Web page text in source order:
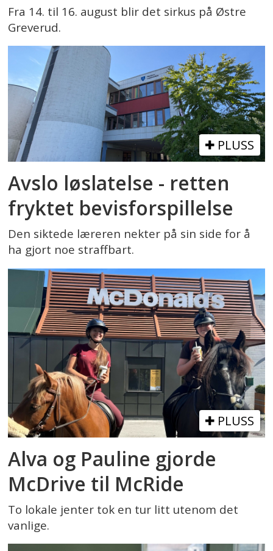
Fra 14. til 16. august blir det sirkus på Østre
Greverud.
PLUSS
Avslo løslatelse - retten
fryktet bevisforspillelse
Den siktede læreren nekter på sin side for å
ha gjort noe straffbart.
PLUSS
Alva og Pauline gjorde
McDrive til McRide
To lokale jenter tok en tur litt utenom det
vanlige.